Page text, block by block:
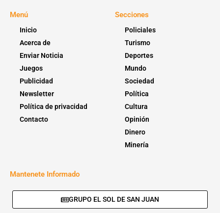
Menú
Inicio
Acerca de
Enviar Noticia
Juegos
Publicidad
Newsletter
Política de privacidad
Contacto
Secciones
Policiales
Turismo
Deportes
Mundo
Sociedad
Política
Cultura
Opinión
Dinero
Minería
Mantenete Informado
GRUPO EL SOL DE SAN JUAN